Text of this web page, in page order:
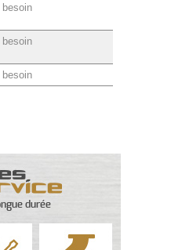
durée